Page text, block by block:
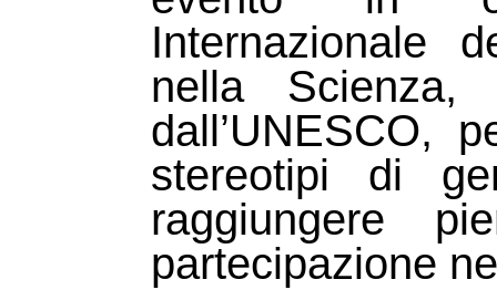
Internazionale
nella
dall’UNESCO,
stereotipi di
raggiungere
partecipazione